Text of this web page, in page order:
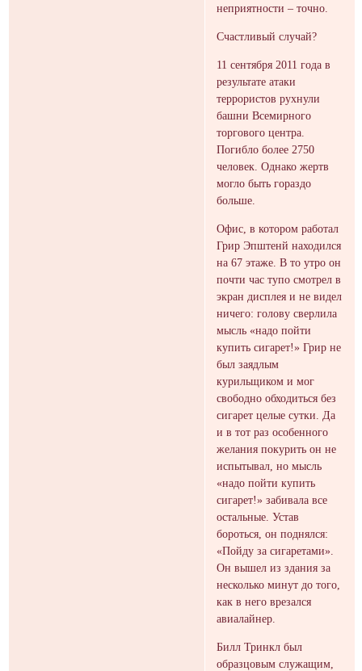
неприятности – точно.
Счастливый случай?
11 сентября 2011 года в
результате атаки
террористов рухнули
башни Всемирного
торгового центра.
Погибло более 2750
человек. Однако жертв
могло быть гораздо
больше.
Офис, в котором работал
Грир Эпштенй находился
на 67 этаже. В то утро он
почти час тупо смотрел в
экран дисплея и не видел
ничего: голову сверлила
мысль «надо пойти
купить сигарет!» Грир не
был заядлым
курильщиком и мог
свободно обходиться без
сигарет целые сутки. Да
и в тот раз особенного
желания покурить он не
испытывал, но мысль
«надо пойти купить
сигарет!» забивала все
остальные. Устав
бороться, он поднялся:
«Пойду за сигаретами».
Он вышел из здания за
несколько минут до того,
как в него врезался
авиалайнер.
Билл Тринкл был
образцовым служащим,